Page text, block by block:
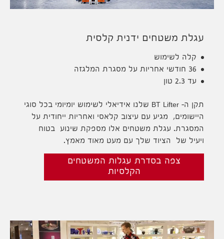
עגלת משטחים ידנית קלסית
קלה לשימוש
36 חודשי אחריות על מסגרת המלגזה
עד 2.3 טון
תקן ה- BT Lifter שלנו אידיאלי לשימוש יומיומי בכל סוגי
היישומים, מגיע עם עיצוב קלאסי ואחריות ייחודית על
המסגרת. עגלת משטחים אלו מספקת שינוע בטוח
ויעיל של הציוד שלך עם מעט מאוד מאמץ.
צפה בסדרת עגלות המשטחים
הקלסיות